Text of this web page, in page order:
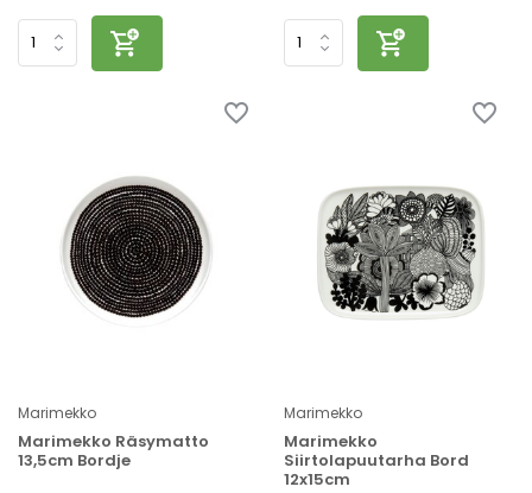
Marimekko
Marimekko Räsymatto
13,5cm Bordje
Marimekko
Marimekko
Siirtolapuutarha Bord
12x15cm